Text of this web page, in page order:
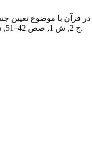
قرآن با موضوع تعیین
, ج 2, ش 1, صص 42–51, دسامبر 2015.